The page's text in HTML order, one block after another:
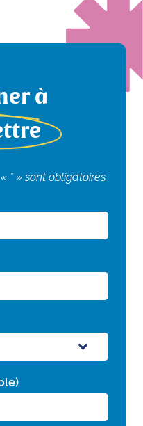
à
* » sont obligatoires.